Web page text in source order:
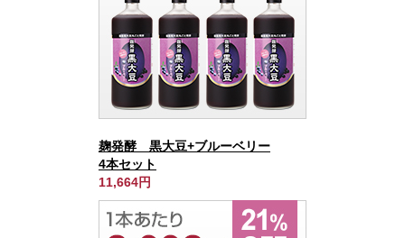
麹発酵 黒大豆+ブルーベリー
4本セット
11,664円